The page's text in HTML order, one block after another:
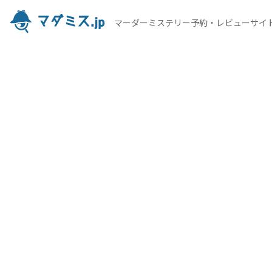
マーダーミステリー予約・レビューサイ